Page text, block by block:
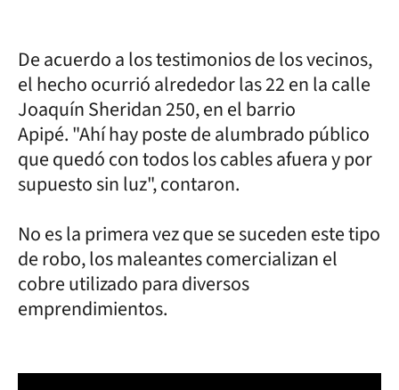
De acuerdo a los testimonios de los vecinos,
el hecho ocurrió alrededor las 22 en la calle
Joaquín Sheridan 250, en el barrio
Apipé. "Ahí hay poste de alumbrado público
que quedó con todos los cables afuera y por
supuesto sin luz", contaron.
No es la primera vez que se suceden este tipo
de robo, los maleantes comercializan el
cobre utilizado para diversos
emprendimientos.